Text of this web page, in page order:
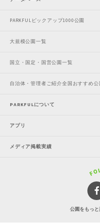
PARKFULピックアップ1000公園
大規模公園一覧
国立・国定・国営公園一覧
自治体・管理者ご紹介全国おすすめ公
PARKFULについて
アプリ
メディア掲載実績
公園をもっ